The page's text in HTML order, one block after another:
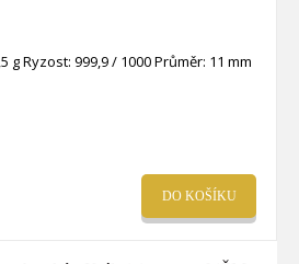
g Ryzost: 999,9 / 1000 Průměr: 11 mm
DO KOŠÍKU